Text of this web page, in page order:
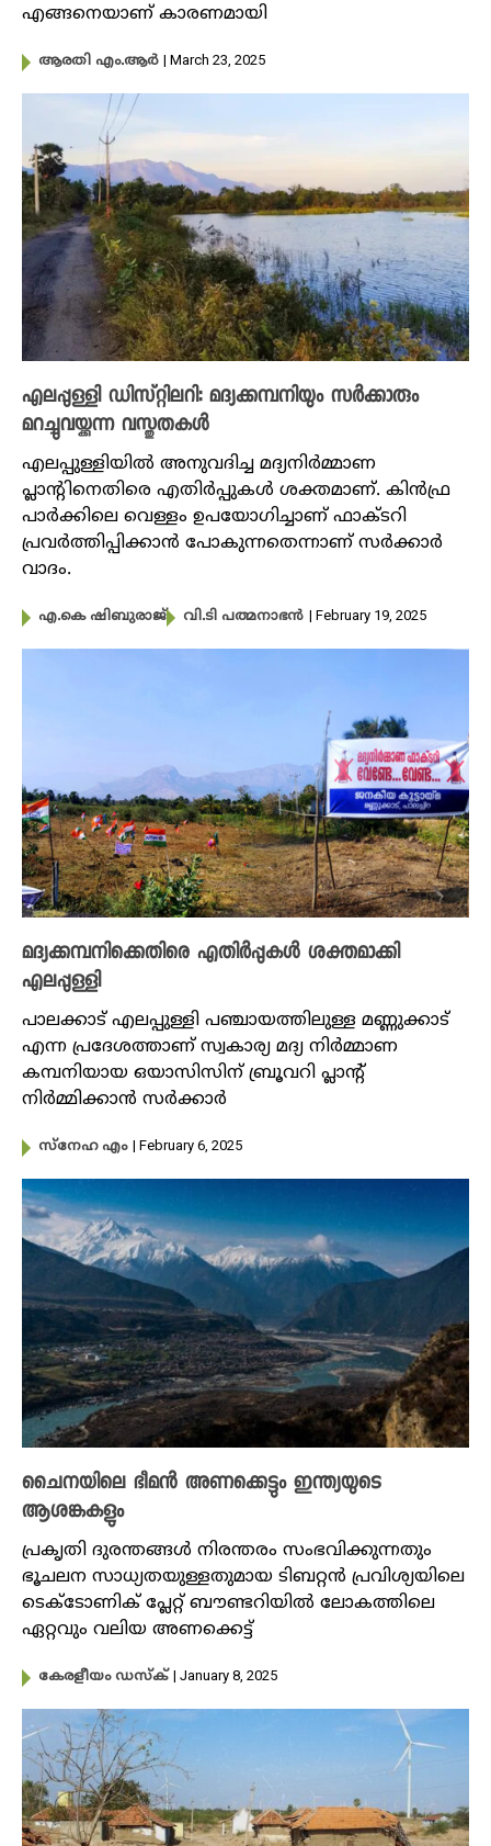
എങ്ങനെയാണ് കാരണമായി
ആരതി എം.ആർ | March 23, 2025
എലപ്പുള്ളി ഡിസ്റ്റിലറി: മദ്യക്കമ്പനിയും സർക്കാരും
മറച്ചുവയ്ക്കുന്ന വസ്തുതകൾ
എലപ്പുള്ളിയില്‍ അനുവദിച്ച മദ്യനിർമ്മാണ
പ്ലാന്റിനെതിരെ എതിർപ്പുകൾ ശക്തമാണ്. കിന്‍ഫ്ര
പാര്‍ക്കിലെ വെള്ളം ഉപയോ​ഗിച്ചാണ് ഫാക്ടറി
പ്രവർത്തിപ്പിക്കാൻ പോകുന്നതെന്നാണ് സർക്കാർ
വാദം.
എ.കെ ഷിബുരാജ് വി.ടി പത്മനാഭൻ | February 19, 2025
മദ്യക്കമ്പനിക്കെതിരെ എതിർപ്പുകൾ ശക്തമാക്കി
എലപ്പുള്ളി
പാലക്കാട് എലപ്പുള്ളി പഞ്ചായത്തിലുള്ള മണ്ണുക്കാട്
എന്ന പ്രദേശത്താണ് സ്വകാര്യ മദ്യ നിർമ്മാണ
കമ്പനിയായ ഒയാസിസിന് ബ്രൂവറി പ്ലാന്റ്
നിർമ്മിക്കാൻ സർക്കാർ
സ്നേഹ എം | February 6, 2025
ചൈനയിലെ ഭീമൻ അണക്കെട്ടും ഇന്ത്യയുടെ
ആശങ്കകളും
പ്രകൃതി ദുരന്തങ്ങൾ നിരന്തരം സംഭവിക്കുന്നതും
ഭൂചലന സാധ്യതയുള്ളതുമായ ടിബറ്റൻ പ്രവിശ്യയിലെ
ടെക്ടോണിക് പ്ലേറ്റ് ബൗണ്ടറിയിൽ ലോകത്തിലെ
ഏറ്റവും വലിയ അണക്കെട്ട്
കേരളീയം ഡസ്ക് | January 8, 2025